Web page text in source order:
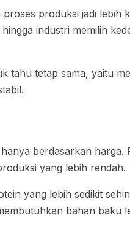
produksi jadi lebih
industri memilih
tahu tetap sama, yaitu
berdasarkan harga.
yang lebih rendah.
yang lebih sedikit
bahan baku